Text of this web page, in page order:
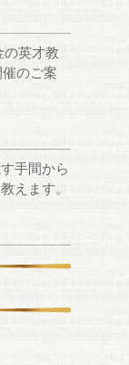
の英才教
のご案
手間から
えます。